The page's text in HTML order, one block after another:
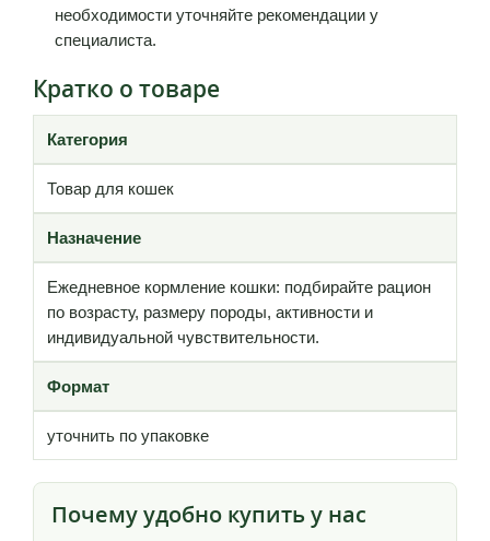
необходимости уточняйте рекомендации у
специалиста.
Кратко о товаре
Категория
Товар для кошек
Назначение
Ежедневное кормление кошки: подбирайте рацион
по возрасту, размеру породы, активности и
индивидуальной чувствительности.
Формат
уточнить по упаковке
Почему удобно купить у нас